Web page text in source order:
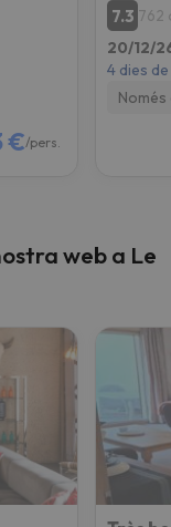
€/pers.
7.3 762
20/12/
4 dies
web a Le